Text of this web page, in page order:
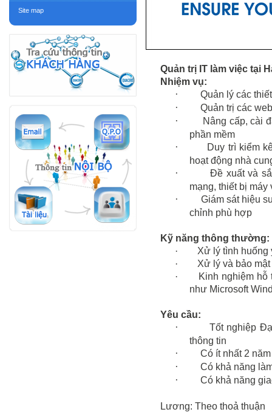
Site map
Quản trị IT làm việc tại
Nhiệm vụ:
· Quản lý các
· Quản trị các
·
Nâng cấp, cài
phần mềm
·
Duy trì kiểm
hoạt động nhà
·
Đề xuất và
mạng, thiết bị máy
·
Giám sát hiệu
chỉnh phù hợp
Kỹ năng thông thường:
·
Xử lý tình huống
·
Xử lý và bảo
·
Kinh nghiệm hỗ
như Microsoft
Yêu cầu:
·
Tốt nghiệp
thông tin
· Có ít nhất 2
· Có khả năng
· Có khả năng
Lương: Theo thoả thuận